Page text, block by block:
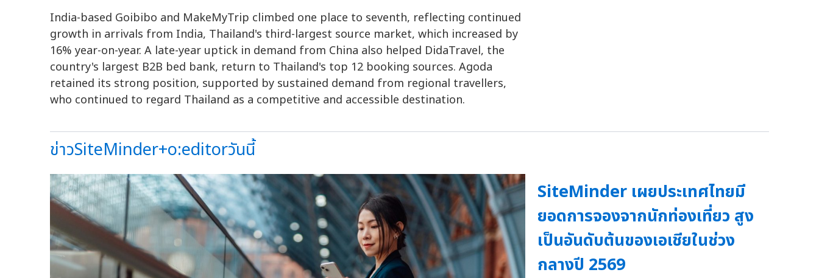
India-based Goibibo and MakeMyTrip climbed one place to seventh, reflecting continued
growth in arrivals from India, Thailand's third-largest source market, which increased by
16% year-on-year. A late-year uptick in demand from China also helped DidaTravel, the
country's largest B2B bed bank, return to Thailand's top 12 booking sources. Agoda
retained its strong position, supported by sustained demand from regional travellers,
who continued to regard Thailand as a competitive and accessible destination.
ข่าวSiteMinder+o:editorวันนี้
SiteMinder เผยประเทศไทยมี
ยอดการจองจากนักท่องเที่ยว สูง
เป็นอันดับต้นของเอเชียในช่วง
กลางปี 2569